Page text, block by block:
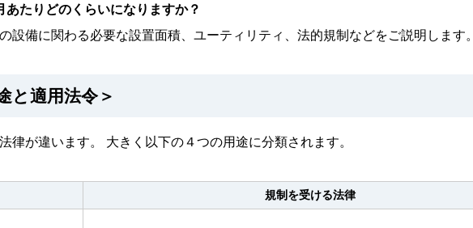
たりどのくらいになりますか？
備に関わる必要な設置面積、ユーティリティ、法的規制などをご説明します。
と適用法令＞
律が違います。 大きく以下の４つの用途に分類されます。
規制を受ける法律